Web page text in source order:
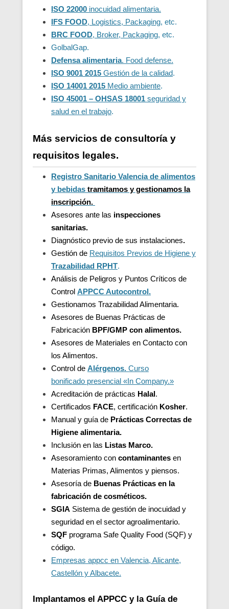
ISO 22000 inocuidad alimentaria.
IFS FOOD, Logistics, Packaging, etc.
BRC FOOD, Broker, Packaging, etc.
GolbalGap.
Defensa alimentaria. Food defense.
ISO 9001 2015 Gestión de la calidad.
ISO 14001 2015 Medio ambiente.
ISO 45001 – OHSAS 18001 seguridad y
salud en el trabajo.
Más servicios de consultoría y
requisitos legales.
Registro Sanitario Valencia de alimentos
y bebidas tramitamos y gestionamos la
inscripción.
Asesores ante las inspecciones
sanitarias.
Diagnóstico previo de sus instalaciones.
Gestión de Requisitos Previos de Higiene y
Trazabilidad RPHT.
Análisis de Peligros y Puntos Críticos de
Control APPCC Autocontrol.
Gestionamos Trazabilidad Alimentaria.
Asesores de Buenas Prácticas de
Fabricación BPF/GMP con alimentos.
Asesores de Materiales en Contacto con
los Alimentos.
Control de Alérgenos. Curso
bonificado presencial «In Company.»
Acreditación de prácticas Halal.
Certificados FACE, certificación Kosher.
Manual y guía de Prácticas Correctas de
Higiene alimentaria.
Inclusión en las Listas Marco.
Asesoramiento con contaminantes en
Materias Primas, Alimentos y piensos.
Asesoría de Buenas Prácticas en la
fabricación de cosméticos.
SGIA Sistema de gestión de inocuidad y
seguridad en el sector agroalimentario.
SQF programa Safe Quality Food (SQF) y
código.
Empresas appcc en Valencia, Alicante,
Castellón y Albacete.
Implantamos el APPCC y la Guía de